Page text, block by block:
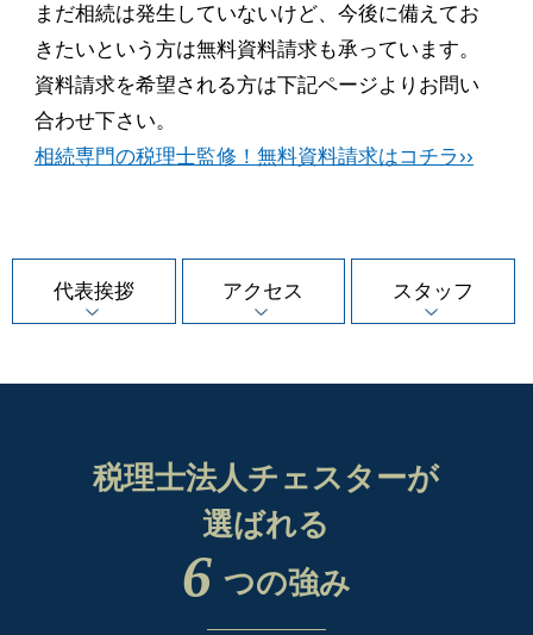
まだ相続は発生していないけど、今後に備えてお
きたいという方は無料資料請求も承っています。
資料請求を希望される方は下記ページよりお問い
合わせ下さい。
相続専門の税理士監修！無料資料請求はコチラ››
代表挨拶 アクセス スタッフ
税理士法人チェスターが
選ばれる
6 つの強み